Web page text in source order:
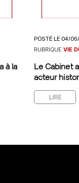
à la
POSTÉ LE 04/
RUBRIQUE VIE
Le Cabinet
acteur
LIRE